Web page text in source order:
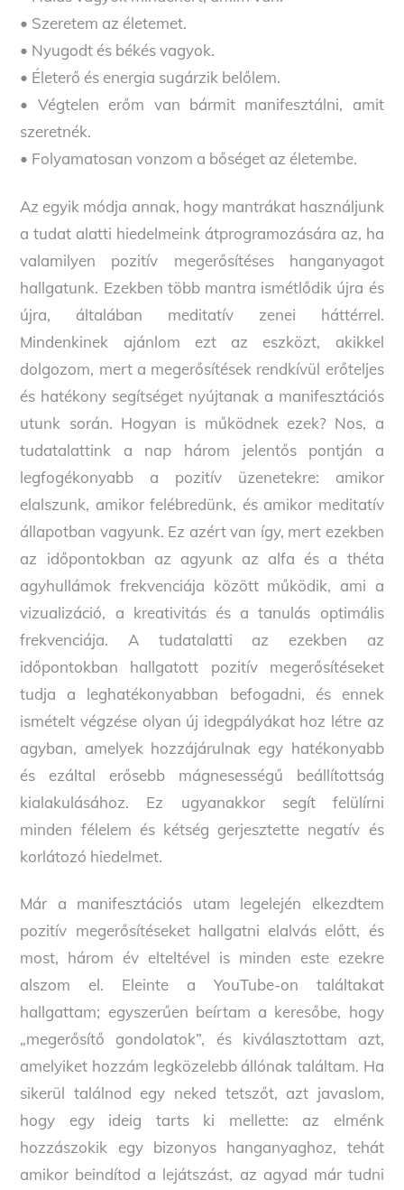
• Szeretem az életemet.
• Nyugodt és békés vagyok.
• Életerő és energia sugárzik belőlem.
• Végtelen erőm van bármit manifesztálni, amit
szeretnék.
• Folyamatosan vonzom a bőséget az életembe.
Az egyik módja annak, hogy mantrákat használjunk
a tudat alatti hiedelmeink átprogramozására az, ha
valamilyen pozitív megerősítéses hanganyagot
hallgatunk. Ezekben több mantra ismétlődik újra és
újra, általában meditatív zenei háttérrel.
Mindenkinek ajánlom ezt az eszközt, akikkel
dolgozom, mert a megerősítések rendkívül erőteljes
és hatékony segítséget nyújtanak a manifesztációs
utunk során. Hogyan is működnek ezek? Nos, a
tudatalattink a nap három jelentős pontján a
legfogékonyabb a pozitív üzenetekre: amikor
elalszunk, amikor felébredünk, és amikor meditatív
állapotban vagyunk. Ez azért van így, mert ezekben
az időpontokban az agyunk az alfa és a théta
agyhullámok frekvenciája között működik, ami a
vizualizáció, a kreativitás és a tanulás optimális
frekvenciája. A tudatalatti az ezekben az
időpontokban hallgatott pozitív megerősítéseket
tudja a leghatékonyabban befogadni, és ennek
ismételt végzése olyan új idegpályákat hoz létre az
agyban, amelyek hozzájárulnak egy hatékonyabb
és ezáltal erősebb mágnesességű beállítottság
kialakulásához. Ez ugyanakkor segít felülírni
minden félelem és kétség gerjesztette negatív és
korlátozó hiedelmet.
Már a manifesztációs utam legelején elkezdtem
pozitív megerősítéseket hallgatni elalvás előtt, és
most, három év elteltével is minden este ezekre
alszom el. Eleinte a YouTube-on találtakat
hallgattam; egyszerűen beírtam a keresőbe, hogy
„megerősítő gondolatok”, és kiválasztottam azt,
amelyiket hozzám legközelebb állónak találtam. Ha
sikerül találnod egy neked tetszőt, azt javaslom,
hogy egy ideig tarts ki mellette: az elménk
hozzászokik egy bizonyos hanganyaghoz, tehát
amikor beindítod a lejátszást, az agyad már tudni